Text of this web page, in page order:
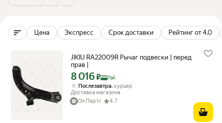
Цена Экспресс Срок доставки Рейтинг от 4.0
JIKIU RA22009R Рычаг подвески | перед
прав |
Цена с картой Яндекс Пэй 8016 ₽ вместо
8 016₽ Пэй
Послезавтра, курьер
Доставка магазина
Ол Партс
4.7